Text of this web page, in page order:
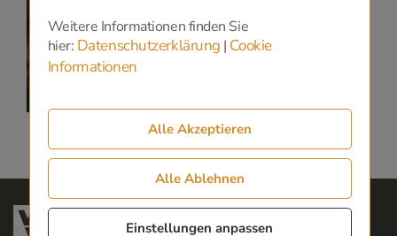
DatenschutzerklärungundCookie-Einstellungen.
Weitere Informationen finden Sie
hier: Datenschutzerklärung | Cookie
Informationen
Einstellungen anpassen
Alle Ablehnen
Alle Akzeptieren